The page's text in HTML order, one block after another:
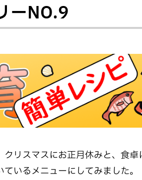
ーNO.9
リスマスにお正月休みと、食
いるメニューにしてみました。